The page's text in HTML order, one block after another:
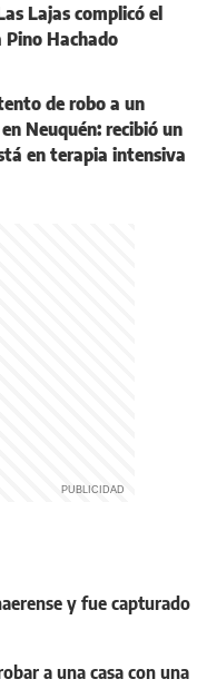
Lajas complicó el
Hachado
de robo a un
Neuquén: recibió un
en terapia intensiva
y fue capturado
a una casa con una